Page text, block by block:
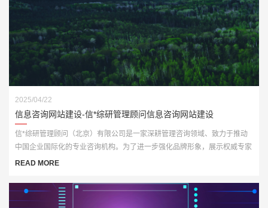
2025/04/22
信息咨询网站建设-信*综研管理顾问信息咨询网站建设
信*综研管理顾问（北京）有限公司是一家深耕管理咨询领域、致力于推动
中国企业国际化的专业咨询机构。为了进一步强化品牌形象，展示权威专家
资源与咨询成果，客户委托我们打造一套全新官网平台，实现从品牌传播到
READ MORE